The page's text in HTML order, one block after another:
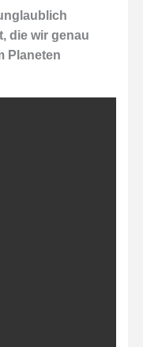
die wir genau
Planeten